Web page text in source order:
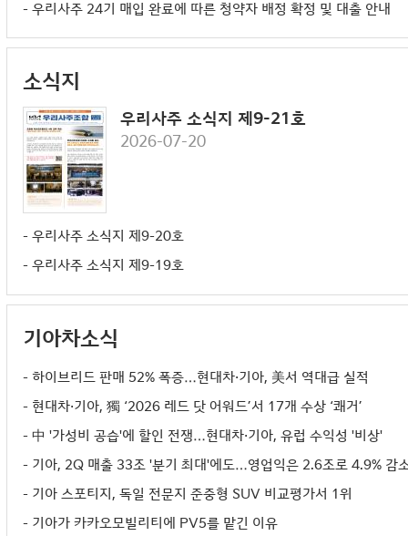
- 우리사주 24기 매입 완료에 따른 청약자 배정 확정 및 대출 안내
- 제26-06차 이사회 공고
- 우리사주 24기 개인신용정보 조회 최종 안내
- 기아 우리사주 24기 청약자 대상 대출가능여부 조회 요청
소식지
우리사주 소식지 제9-21호
2026-07-20
- 우리사주 소식지 제9-20호
- 우리사주 소식지 제9-19호
기아차소식
- 하이브리드 판매 52% 폭증…현대차·기아, 美서 역대급 실적
- 현대차·기아, 獨 ‘2026 레드 닷 어워드’서 17개 수상 ‘쾌거’
- 中 '가성비 공습'에 할인 전쟁…현대차·기아, 유럽 수익성 '비상'
- 기아, 2Q 매출 33조 '분기 최대'에도…영업익은 2.6조로 4.9% 감
- 기아 스포티지, 독일 전문지 준중형 SUV 비교평가서 1위
- 기아가 카카오모빌리티에 PV5를 맡긴 이유